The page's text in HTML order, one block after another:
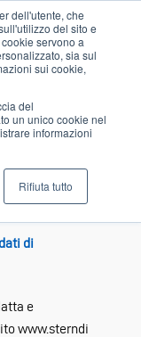
dell'utente, che
del sito e
servono a
sia sul
sui cookie,
del
un unico cookie nel
informazioni
Rifiuta tutto
di
e
www.sterndi